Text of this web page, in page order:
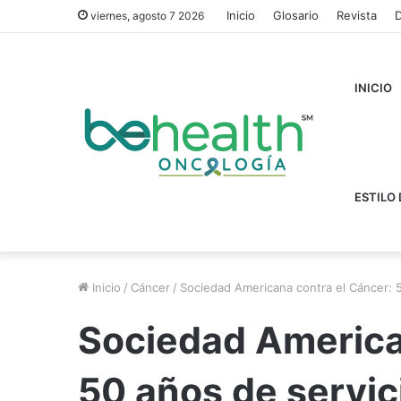
viernes, agosto 7 2026 Inicio Glosario Revista
INICIO
ESTILO
Inicio / Cáncer / Sociedad Americana contra el
Sociedad
50 años de